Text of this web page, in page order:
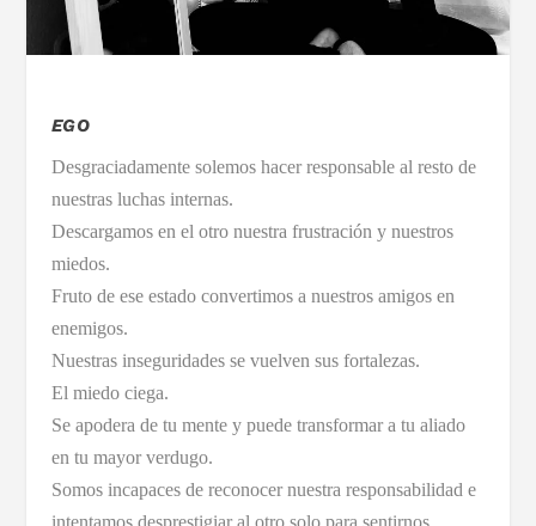
EGO
Desgraciadamente solemos hacer responsable al resto de
nuestras luchas internas.
Descargamos en el otro nuestra frustración y nuestros
miedos.
Fruto de ese estado convertimos a nuestros amigos en
enemigos.
Nuestras inseguridades se vuelven sus fortalezas.
El miedo ciega.
Se apodera de tu mente y puede transformar a tu aliado
en tu mayor verdugo.
Somos incapaces de reconocer nuestra responsabilidad e